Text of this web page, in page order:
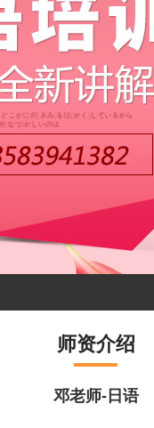
师资介绍
邓老师-日语